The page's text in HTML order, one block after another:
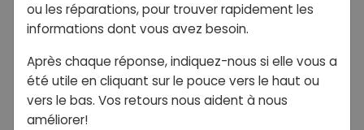
ou les réparations, pour trouver rapidement les
informations dont vous avez besoin.
Après chaque réponse, indiquez-nous si elle vous a
été utile en cliquant sur le pouce vers le haut ou
vers le bas. Vos retours nous aident à nous
améliorer!